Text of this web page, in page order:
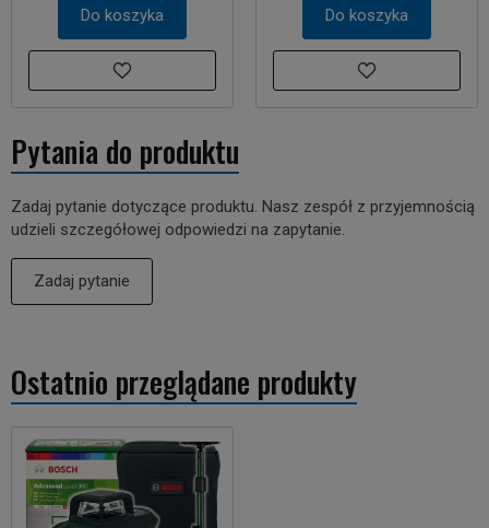
Do koszyka Do koszyka
Pytania do produktu
Zadaj pytanie dotyczące produktu. Nasz zespół z przyjemnością
udzieli szczegółowej odpowiedzi na zapytanie.
Zadaj pytanie
Ostatnio przeglądane produkty